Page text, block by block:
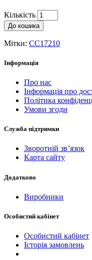
Кількість
До кошика
Мітки: CC17210
Інформація
Про нас
Інформація про
Політика
Умови згоди
Служба підтримки
Зворотній зв’язок
Карта сайту
Додатково
Виробники
Особистий кабінет
Особистий кабінет
Історія замовлень